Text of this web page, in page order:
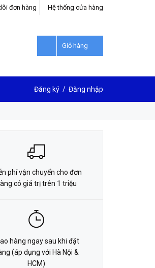
Hệ thống cửa hàng
đơn hàng
Giỏ hàng
Đăng ký / Đăng nhập
LIÊN HỆ ĐẶT HÀNG
phí vận chuyển cho đơn
có giá trị trên 1 triệu
hàng ngay sau khi đặt
(áp dụng với Hà Nội &
HCM)